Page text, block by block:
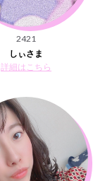
2421
しぃさま
詳細はこちら